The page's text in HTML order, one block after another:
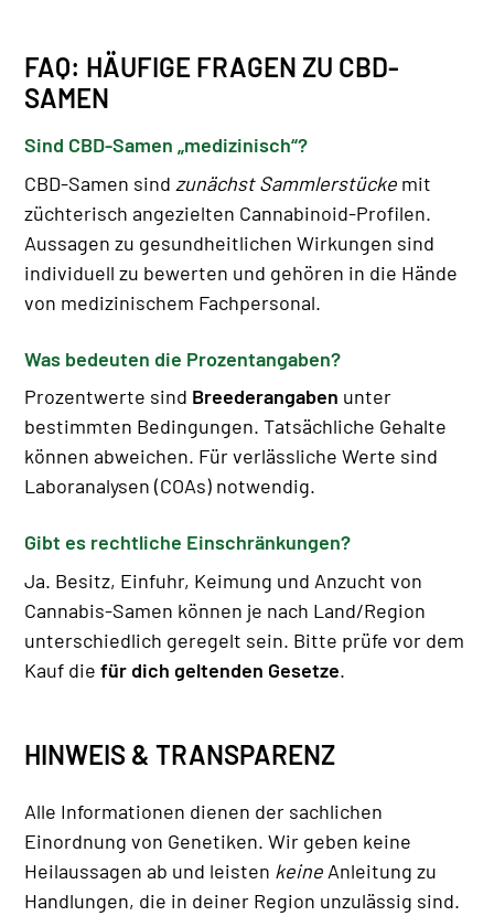
FAQ: HÄUFIGE FRAGEN ZU CBD-
SAMEN
Sind CBD-Samen „medizinisch“?
CBD-Samen sind zunächst Sammlerstücke mit
züchterisch angezielten Cannabinoid-Profilen.
Aussagen zu gesundheitlichen Wirkungen sind
individuell zu bewerten und gehören in die Hände
von medizinischem Fachpersonal.
Was bedeuten die Prozentangaben?
Prozentwerte sind Breederangaben unter
bestimmten Bedingungen. Tatsächliche Gehalte
können abweichen. Für verlässliche Werte sind
Laboranalysen (COAs) notwendig.
Gibt es rechtliche Einschränkungen?
Ja. Besitz, Einfuhr, Keimung und Anzucht von
Cannabis-Samen können je nach Land/Region
unterschiedlich geregelt sein. Bitte prüfe vor dem
Kauf die für dich geltenden Gesetze.
HINWEIS & TRANSPARENZ
Alle Informationen dienen der sachlichen
Einordnung von Genetiken. Wir geben keine
Heilaussagen ab und leisten keine Anleitung zu
Handlungen, die in deiner Region unzulässig sind.